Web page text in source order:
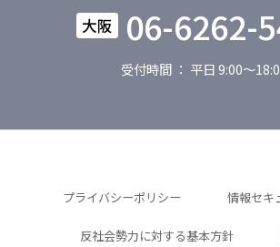
大阪 06-6262-
受付時間 ： 平日 9:00～
プライバシーポリシー 情報セキ
反社会勢力に対する基本方針